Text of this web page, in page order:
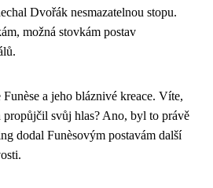
Dvořák nesmazatelnou stopu.
možná stovkám postav
a jeho bláznivé kreace. Víte,
svůj hlas? Ano, byl to právě
dodal Funèsovým postavám další